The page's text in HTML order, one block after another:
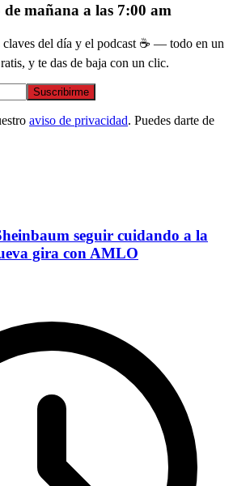
mañana a las 7:00 am
claves del día y el podcast ☕ — todo en un
y te das de baja con un clic.
Suscribirme
aviso de privacidad. Puedes darte de
seguir cuidando a la
gira con AMLO